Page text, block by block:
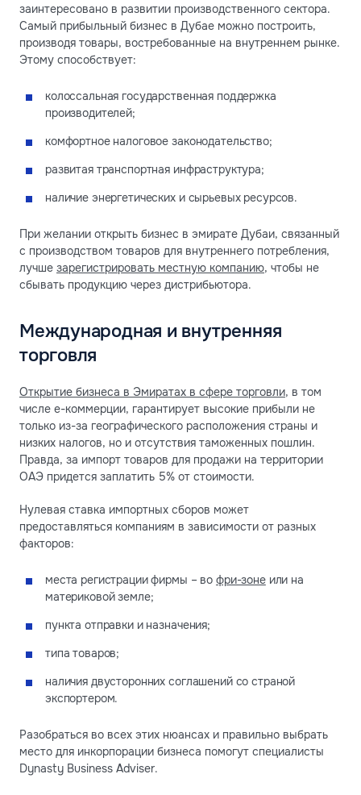
заинтересовано в развитии производственного сектора.
Самый прибыльный бизнес в Дубае можно построить,
производя товары, востребованные на внутреннем рынке.
Этому способствует:
колоссальная государственная поддержка
производителей;
комфортное налоговое законодательство;
развитая транспортная инфраструктура;
наличие энергетических и сырьевых ресурсов.
При желании открыть бизнес в эмирате Дубаи, связанный
с производством товаров для внутреннего потребления,
лучше зарегистрировать местную компанию, чтобы не
сбывать продукцию через дистрибьютора.
Международная и внутренняя
торговля
Открытие бизнеса в Эмиратах в сфере торговли, в том
числе е-коммерции, гарантирует высокие прибыли не
только из-за географического расположения страны и
низких налогов, но и отсутствия таможенных пошлин.
Правда, за импорт товаров для продажи на территории
ОАЭ придется заплатить 5% от стоимости.
Нулевая ставка импортных сборов может
предоставляться компаниям в зависимости от разных
факторов:
места регистрации фирмы – во фри-зонеили на
материковой земле;
пункта отправки и назначения;
типа товаров;
наличия двусторонних соглашений со страной
экспортером.
Разобраться во всех этих нюансах и правильно выбрать
место для инкорпорации бизнеса помогут специалисты
Dynasty Business Adviser.